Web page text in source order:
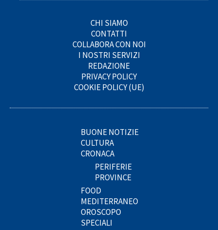
CHI SIAMO
CONTATTI
COLLABORA CON NOI
I NOSTRI SERVIZI
REDAZIONE
PRIVACY POLICY
COOKIE POLICY (UE)
BUONE NOTIZIE
CULTURA
CRONACA
PERIFERIE
PROVINCE
FOOD
MEDITERRANEO
OROSCOPO
SPECIALI